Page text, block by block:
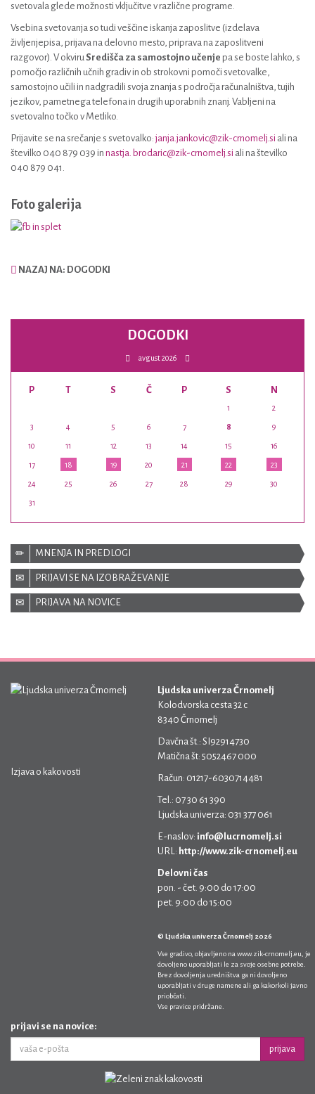
svetovala glede možnosti vključitve v različne programe.
Vsebina svetovanja so tudi veščine iskanja zaposlitve (izdelava
življenjepisa, prijava na delovno mesto, priprava na zaposlitveni
razgovor). V okviru Središča za samostojno učenje pa se boste lahko, s
pomočjo različnih učnih gradiv in ob strokovni pomoči svetovalke,
samostojno učili in nadgradili svoja znanja s področja računalništva, tujih
jezikov, pametnega telefona in drugih uporabnih znanj. Vabljeni na
svetovalno točko v Metliko.
Prijavite se na srečanje s svetovalko:janja.jankovic@zik-crnomelj.si ali na
številko 040 879 039 in nastja. brodaric@zik-crnomelj.si ali na številko
040 879 041.
Foto galerija
NAZAJ NA: DOGODKI
DOGODKI
avgust 2026
P T S Č P S N
1 2
3 4 5 6 7 8 9
10 11 12 13 14 15 16
17 18 19 20 21 22 23
24 25 26 27 28 29 30
31
MNENJA IN PREDLOGI
PRIJAVI SE NA IZOBRAŽEVANJE
PRIJAVA NA NOVICE
Izjava o kakovosti
Ljudska univerza Črnomelj
Kolodvorska cesta 32 c
8340 Črnomelj
Davčna št.: SI92914730
Matična št: 5052467 000
Račun: 01217-6030714481
Tel.: 07 30 61 390
Ljudska univerza: 031 377 061
E-naslov: info@lucrnomelj.si
URL: http://www.zik-crnomelj.eu
Delovni čas
pon. - čet. 9:00 do 17:00
pet. 9:00 do 15:00
© Ljudska univerza Črnomelj 2026
Vse gradivo, objavljeno na www.zik-crnomelj.eu , je
dovoljeno uporabljati le za svoje osebne potrebe.
Brez dovoljenja uredništva ga ni dovoljeno
uporabljati v druge namene ali ga kakorkoli javno
priobčati.
Vse pravice pridržane.
prijavi se na novice:
prijava